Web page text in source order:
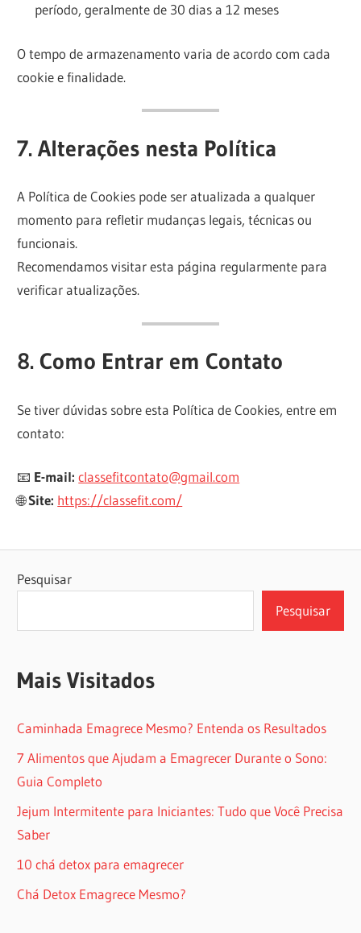
período, geralmente de 30 dias a 12 meses
O tempo de armazenamento varia de acordo com cada
cookie e finalidade.
7. Alterações nesta Política
A Política de Cookies pode ser atualizada a qualquer
momento para refletir mudanças legais, técnicas ou
funcionais.
Recomendamos visitar esta página regularmente para
verificar atualizações.
8. Como Entrar em Contato
Se tiver dúvidas sobre esta Política de Cookies, entre em
contato:
📧 E-mail: classefitcontato@gmail.com
🌐Site: https://classefit.com/
Pesquisar
Pesquisar
Mais Visitados
Caminhada Emagrece Mesmo? Entenda os Resultados
7 Alimentos que Ajudam a Emagrecer Durante o Sono:
Guia Completo
Jejum Intermitente para Iniciantes: Tudo que Você Precisa
Saber
10 chá detox para emagrecer
Chá Detox Emagrece Mesmo?